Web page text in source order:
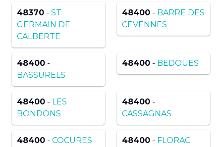
48370 - ST
GERMAIN DE
CALBERTE
48400 - BARRE DES
CEVENNES
48400 -
BASSURELS
48400 - BEDOUES
48400 - LES
BONDONS
48400 -
CASSAGNAS
48400 - COCURES 48400 - FLORAC